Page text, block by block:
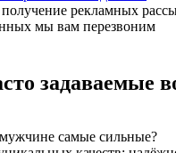
рекламных
мы вам перезвоним
задаваемые
самые сильные?